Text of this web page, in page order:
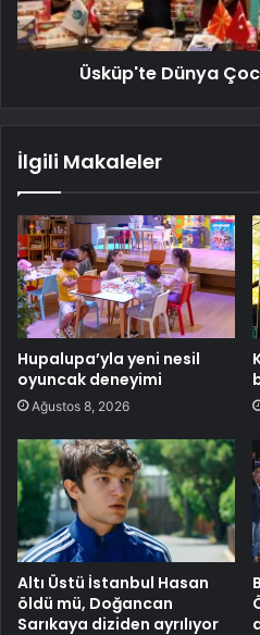
Üsküp'te Dünya
İlgili Makaleler
Hupalupa’yla yeni nesil
oyuncak deneyimi
Ağustos 8, 2026
Altı Üstü İstanbul Hasan
öldü mü, Doğancan
Sarıkaya diziden ayrılıyor